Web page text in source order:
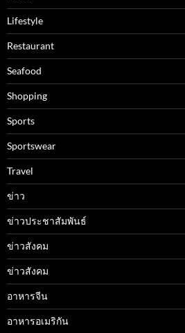
Lifestyle
Restaurant
Seafood
Shopping
Sports
Sportswear
Travel
ข่าว
ข่าวประชาสัมพันธ์
ข่าวสังคม
ข่าวสังคม
อาหารจีน
อาหารอเมริกัน